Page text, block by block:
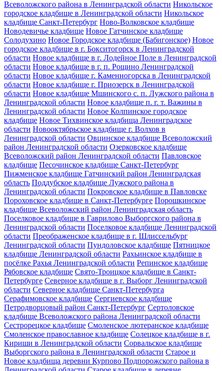
Всеволожского района в Ленинградской области Никольское
городское кладбище в Ленинградской области Никольское
кладбище Санкт-Петербург Ново-Волковское кладбище
Новодевичье кладбище Новое Гатчинское кладбище
Солодухино Новое Городское кладбище (Бабигонское) Новое
городское кладбище в г. Бокситогорск в Ленинградской
области Новое кладбище в г. Лодейное Поле в Ленинградской
области Новое кладбище в г. п. Рощино Ленинградской
области Новое кладбище г. Каменногорска в Ленинградской
области Новое кладбище г. Приозерск в Ленинградской
области Новое кладбище Мшинского с. п. Лужского района в
Ленинградской области Новое кладбище п. г. т. Важины в
Ленинградской области Новое Колпинское городское
кладбище Новое Тихвинское кладбища Ленинградское
области Новооктябрьское кладбище г. Волхов в
Ленинградской области Овцинское кладбище Всеволожский
район Ленинградской области Озерковское кладбище
Всеволожский район Ленинградской области Павловское
кладбище Песочинское кладбище Санкт-Петербург
Пижменское кладбище Гатчинский район Ленинградская
область Поддубское кладбище Лужского района в
Ленинградской области Покровское кладбище в Павловске
Пороховское кладбище в Санкт-Петербурге Порошкинское
кладбище Всеволожский район Ленинградская область
Поселковое кладбище в Гаврилово Выборгского района в
Ленинградской области Поселковое кладбище Ленинградской
области Преображенское кладбище в г. Шлиссельбург
Ленинградской области Пундоловское кладбище Пятницкое
кладбище Ленинградской области Рахьинское кладбище в
посёлке Рахья Ленинградской области Репинское кладбище
Рябовское кладбище Свято-Троицкое кладбище в Санкт-
Петербурге Северное кладбище в г. Выборг Ленинградской
области Северное кладбище Санкт-Петербурга
Серафимовское кладбище Сергиевское кладбище
Петродворцовый район Санкт-Петербург Сертоловское
кладбище Всеволожского района Ленинградской области
Сестрорецкое кладбище Смоленское лютеранское кладбище
Смоленское православное кладбище Солецкое кладбище в г.
Кириши в Ленинградской области Сорвальское кладбище
Выборгского района в Ленинградской области Старое и
Новое кладбища деревни Курпово Подпорожского района в